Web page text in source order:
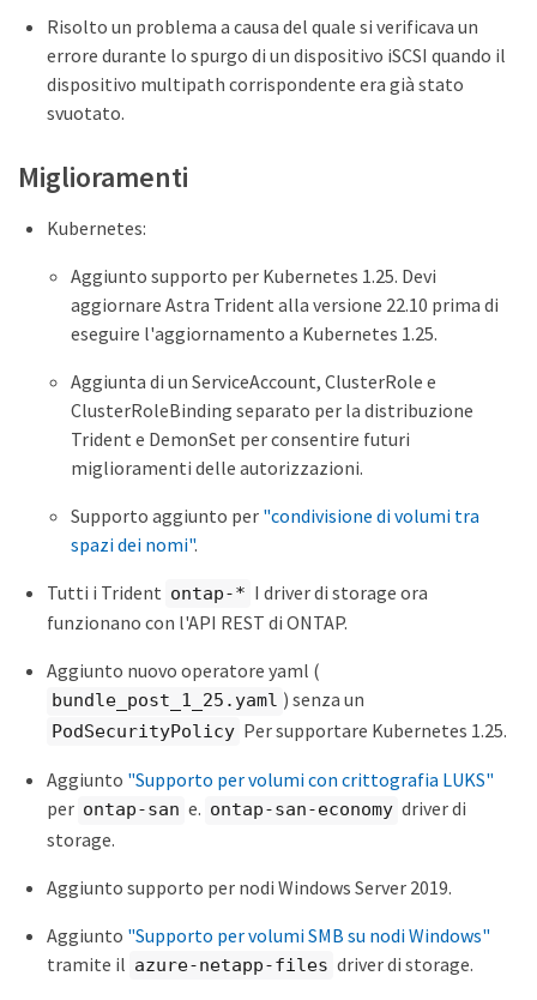
Risolto un problema a causa del quale si verificava un
errore durante lo spurgo di un dispositivo iSCSI quando il
dispositivo multipath corrispondente era già stato
svuotato.
Miglioramenti
Kubernetes:
Aggiunto supporto per Kubernetes 1.25. Devi
aggiornare Astra Trident alla versione 22.10 prima di
eseguire l'aggiornamento a Kubernetes 1.25.
Aggiunta di un ServiceAccount, ClusterRole e
ClusterRoleBinding separato per la distribuzione
Trident e DemonSet per consentire futuri
miglioramenti delle autorizzazioni.
Supporto aggiunto per "condivisione di volumi tra
spazi dei nomi".
Tutti i Trident ontap-* I driver di storage ora
funzionano con l'API REST di ONTAP.
Aggiunto nuovo operatore yaml (
bundle_post_1_25.yaml ) senza un
PodSecurityPolicy Per supportare Kubernetes 1.25.
Aggiunto "Supporto per volumi con crittografia LUKS"
per ontap-san e. ontap-san-economy driver di
storage.
Aggiunto supporto per nodi Windows Server 2019.
Aggiunto "Supporto per volumi SMB su nodi Windows"
tramite il azure-netapp-files driver di storage.